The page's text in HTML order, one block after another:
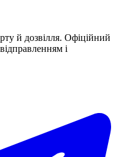
й дозвілля. Офіційний
і